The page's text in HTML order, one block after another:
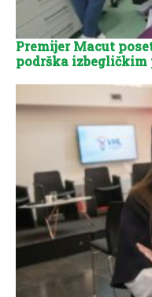
Premijer Macut
podrška izbegličkim